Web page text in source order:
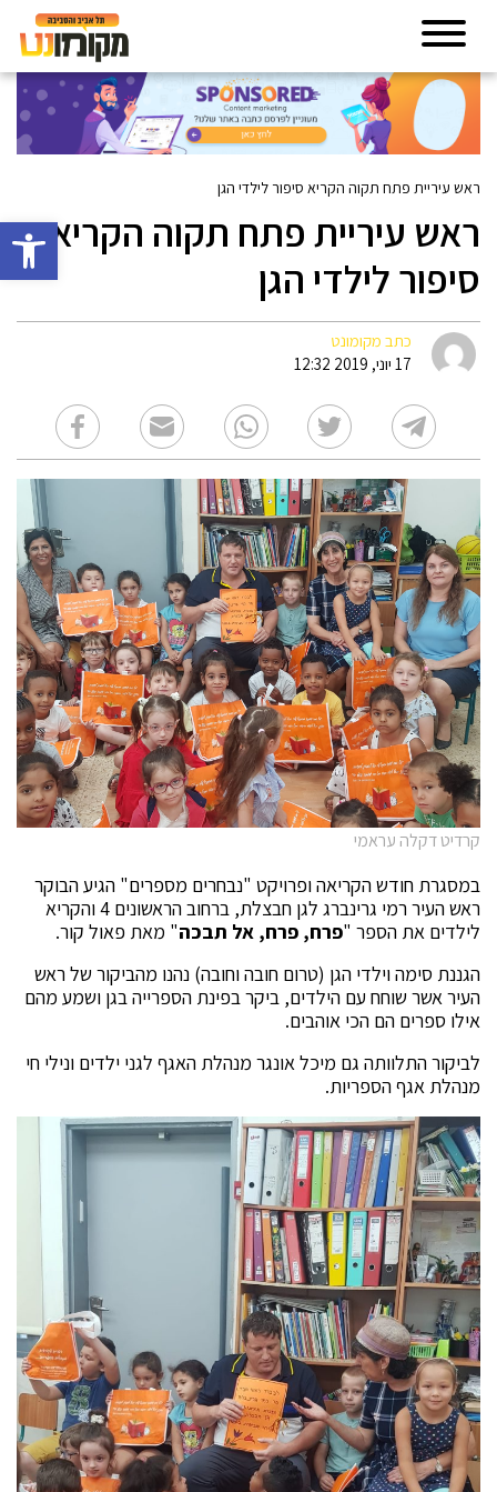
פתח
ראש עיריית פתח תקוה הקריא סיפור לילדי הגן
ראש עיריית פתח תקוה הקריא
סיפור לילדי הגן
כתב מקומונט
17 יוני, 2019 12:32
קרדיט דקלה עראמי
במסגרת חודש הקריאה ופרויקט "נבחרים מספרים" הגיע הבוקר
ראש העיר רמי גרינברג לגן חבצלת, ברחוב הראשונים 4 והקריא
לילדים את הספר "פרח, פרח, אל תבכה" מאת פאול קור.
הגננת סימה וילדי הגן (טרום חובה וחובה) נהנו מהביקור של ראש
העיר אשר שוחח עם הילדים, ביקר בפינת הספרייה בגן ושמע מהם
אילו ספרים הם הכי אוהבים.
לביקור התלוותה גם מיכל אונגר מנהלת האגף לגני ילדים ונילי חי
מנהלת אגף הספריות.